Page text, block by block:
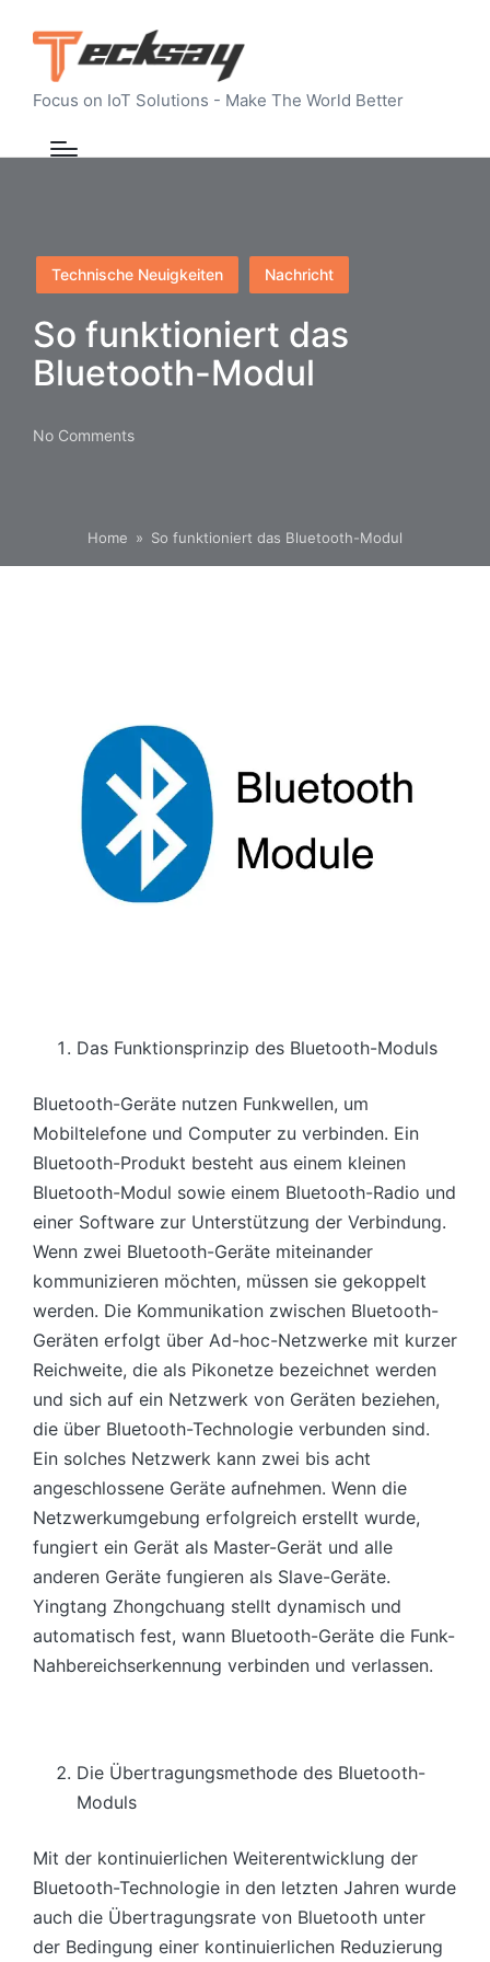
Focus on IoT Solutions - Make The World Better
Posted
in
Technische Neuigkeiten Nachricht
So funktioniert das
Bluetooth-Modul
No Comments
Home » So funktioniert das Bluetooth-Modul
Das Funktionsprinzip des Bluetooth-Moduls
Bluetooth-Geräte nutzen Funkwellen, um
Mobiltelefone und Computer zu verbinden. Ein
Bluetooth-Produkt besteht aus einem kleinen
Bluetooth-Modul sowie einem Bluetooth-Radio und
einer Software zur Unterstützung der Verbindung.
Wenn zwei Bluetooth-Geräte miteinander
kommunizieren möchten, müssen sie gekoppelt
werden. Die Kommunikation zwischen Bluetooth-
Geräten erfolgt über Ad-hoc-Netzwerke mit kurzer
Reichweite, die als Pikonetze bezeichnet werden
und sich auf ein Netzwerk von Geräten beziehen,
die über Bluetooth-Technologie verbunden sind.
Ein solches Netzwerk kann zwei bis acht
angeschlossene Geräte aufnehmen. Wenn die
Netzwerkumgebung erfolgreich erstellt wurde,
fungiert ein Gerät als Master-Gerät und alle
anderen Geräte fungieren als Slave-Geräte.
Yingtang Zhongchuang stellt dynamisch und
automatisch fest, wann Bluetooth-Geräte die Funk-
Nahbereichserkennung verbinden und verlassen.
Die Übertragungsmethode des Bluetooth-
Moduls
Mit der kontinuierlichen Weiterentwicklung der
Bluetooth-Technologie in den letzten Jahren wurde
auch die Übertragungsrate von Bluetooth unter
der Bedingung einer kontinuierlichen Reduzierung